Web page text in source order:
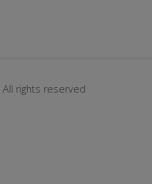
rights reserved